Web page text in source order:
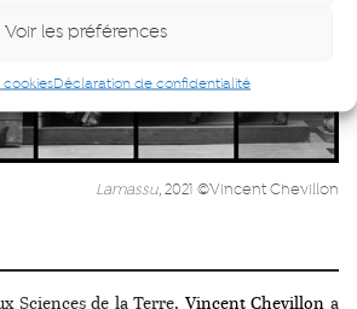
Voir les préférences
cookiesDéclaration de confidentialité
Lamassu, 2021 ©Vincent Chevillon
Sciences de la Terre, Vincent Chevillon a